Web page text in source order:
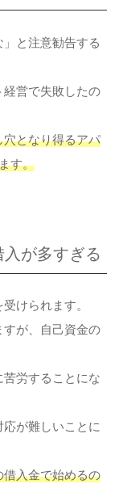
と注意勧告する
営で失敗したの
となり得るアパ
す。
が多すぎる
けられます。
が、自己資金の
労することにな
が難しいことに
入金で始めるの